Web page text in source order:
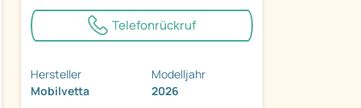
Telefonrückruf
Hersteller
Mobilvetta
Modelljahr
2026